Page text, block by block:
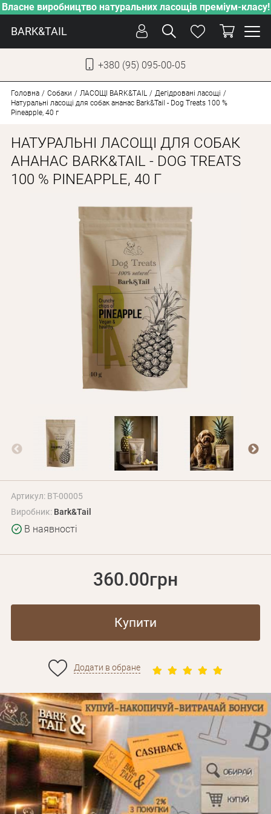
Власне виробництво натуральних ласощів преміум-класу!
BARK&TAIL
+380 (95) 095-00-05
ПІКЛУВАННЯ
ВІД СПЕКИ
ВЛАСНЕ ВИРОБНИЦТВО
НОВИНКИ
АКЦІЇ
ДЛЯ КОТІВ
Оплата і доставка
Програма лояльності
Про Нас
Оптовим клієнтам
Контакти
+380 (95) 095-00-05
Головна Собаки ЛАСОЩІ BARK&TAIL
Дегідровані ласощі
Натуральні ласощі для собак ананас Bark&Tail - Dog Treats 100 %
Pineapple, 40 г
НАТУРАЛЬНІ ЛАСОЩІ ДЛЯ СОБАК
АНАНАС BARK&TAIL - DOG TREATS
100 % PINEAPPLE, 40 Г
Артикул: BT-00005
Виробник: Bark&Tail
В наявності
360.00грн
Купити
Додати в обране